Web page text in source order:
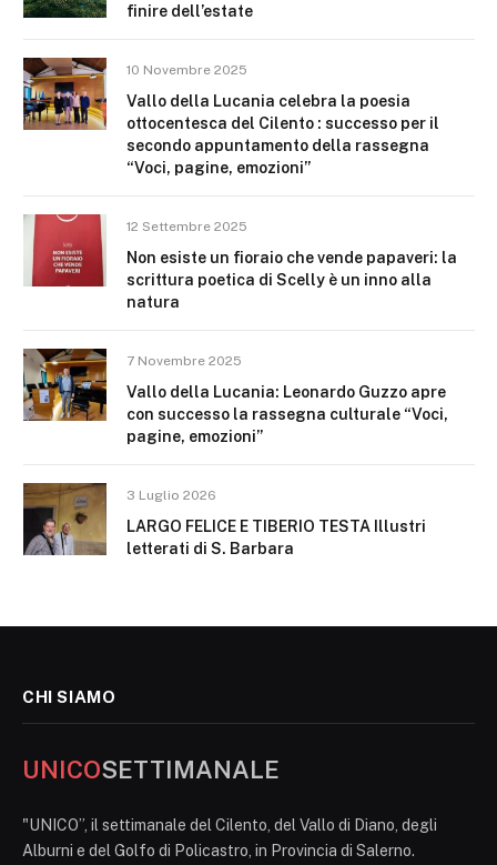
finire dell’estate
10 Novembre 2025
Vallo della Lucania celebra la poesia
ottocentesca del Cilento : successo per il
secondo appuntamento della rassegna
“Voci, pagine, emozioni”
12 Settembre 2025
Non esiste un fioraio che vende papaveri: la
scrittura poetica di Scelly è un inno alla
natura
7 Novembre 2025
Vallo della Lucania: Leonardo Guzzo apre
con successo la rassegna culturale “Voci,
pagine, emozioni”
3 Luglio 2026
LARGO FELICE E TIBERIO TESTA Illustri
letterati di S. Barbara
CHI SIAMO
UNICOSETTIMANALE
"UNICO”, il settimanale del Cilento, del Vallo di Diano, degli
Alburni e del Golfo di Policastro, in Provincia di Salerno.